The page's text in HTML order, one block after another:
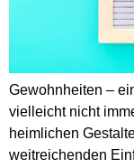
Gewohnheiten –
vielleicht nicht
heimlichen
weitreichenden